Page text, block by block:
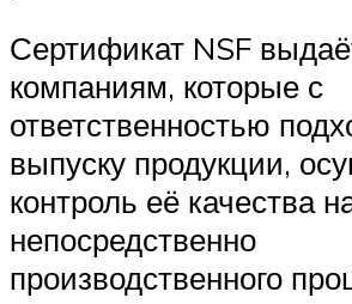
Сертификат NSF
компаниям, которые с
ответственностью
выпуску продукции,
контроль её качества
непосредственно
производственного